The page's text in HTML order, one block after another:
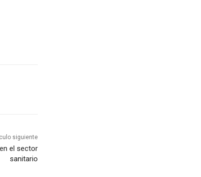
siguiente
el sector
sanitario